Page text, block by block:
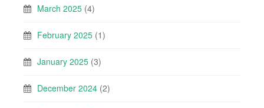
March 2025 (4)
February 2025 (1)
January 2025 (3)
December 2024 (2)